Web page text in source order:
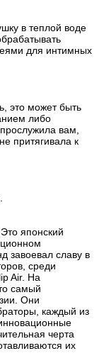
в теплой воде
для интимных
это может быть
либо
вам,
притягивала к
японский
завоевал славу в
среди
Air. На
самый
Они
каждый из
черта
их